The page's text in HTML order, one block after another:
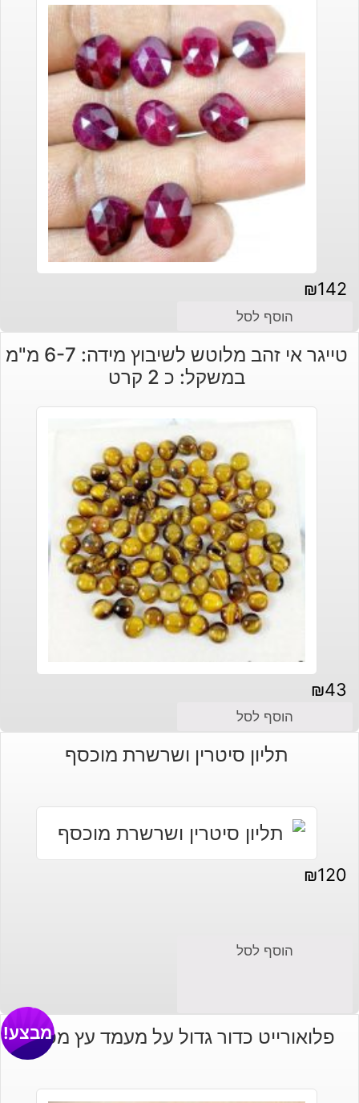
₪142
הוסף לסל
טייגר אי זהב מלוטש לשיבוץ מידה: 6-7 מ"מ
במשקל: כ 2 קרט
₪43
הוסף לסל
תליון סיטרין ושרשרת מוכסף
₪120
הוסף לסל
פלואורייט כדור גדול על מעמד עץ מסוגנן
מבצע!